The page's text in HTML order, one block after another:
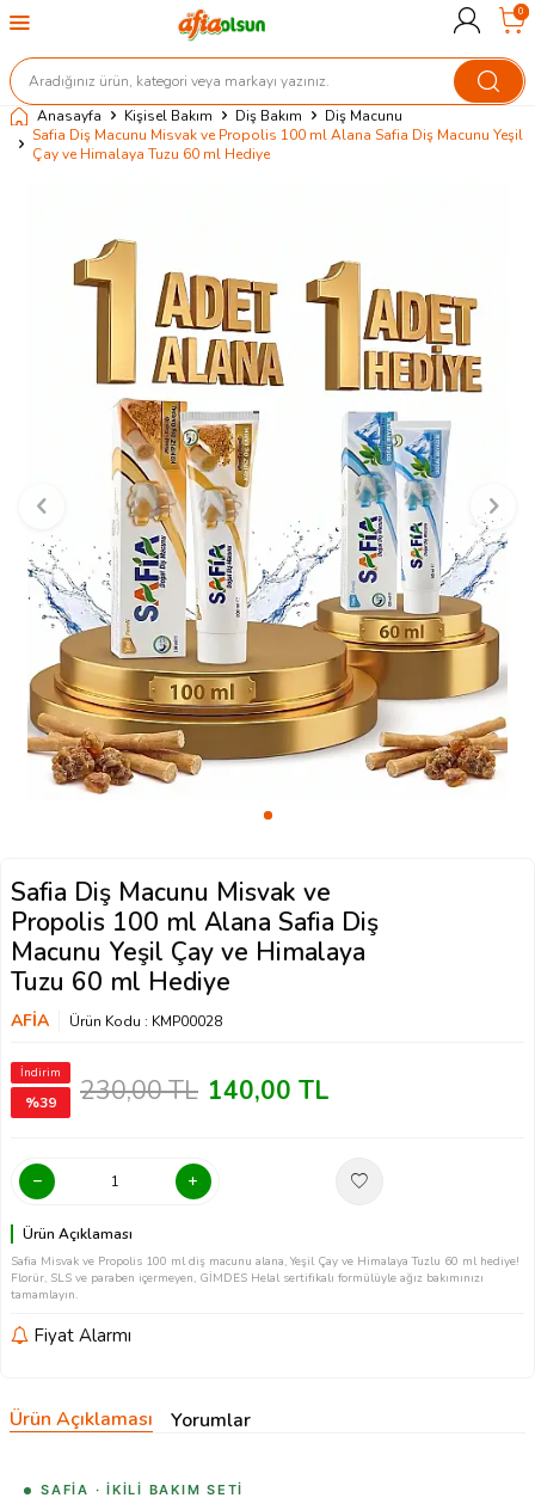
0
Anasayfa Kişisel Bakım Diş Bakım
Diş Macunu
Safia Diş Macunu Misvak ve Propolis 100 ml Alana Safia Diş Macunu Yeşil
Çay ve Himalaya Tuzu 60 ml Hediye
Safia Diş Macunu Misvak ve
Propolis 100 ml Alana Safia Diş
Macunu Yeşil Çay ve Himalaya
Tuzu 60 ml Hediye
AFİA Ürün Kodu : KMP00028
İndirim
%39 230,00TL 140,00 TL
Ürün Açıklaması
Safia Misvak ve Propolis 100 ml diş macunu alana, Yeşil Çay ve Himalaya Tuzlu 60 ml hediye!
Florür, SLS ve paraben içermeyen, GİMDES Helal sertifikalı formülüyle ağız bakımınızı
tamamlayın.
Fiyat Alarmı
Ürün Açıklaması Yorumlar
SAFIA · İKILI BAKIM SETI